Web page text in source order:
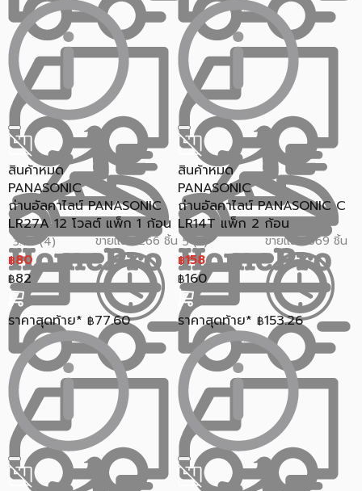
สินค้าหมด
PANASONIC
ถ่านอัลคาไลน์ PANASONIC
LR27A 12 โวลต์ แพ็ก 1 ก้อน
3.75 (4) ขายแล้ว 266 ชิ้น
฿80
฿82
ราคาสุดท้าย* ฿77.60
สินค้าหมด
PANASONIC
ถ่านอัลคาไลน์ PANASONIC C
LR14T แพ็ก 2 ก้อน
5 (3) ขายแล้ว 669 ชิ้น
฿158
฿160
ราคาสุดท้าย* ฿153.26